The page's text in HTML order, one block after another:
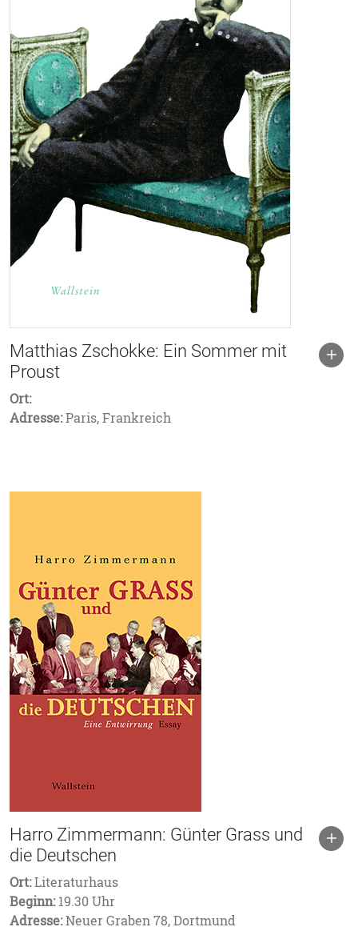
Matthias Zschokke: Ein Sommer mit
Proust
Ort:
Adresse:Paris, Frankreich
Harro Zimmermann: Günter Grass und
die Deutschen
Ort:Literaturhaus
Beginn:19.30 Uhr
Adresse:Neuer Graben 78, Dortmund